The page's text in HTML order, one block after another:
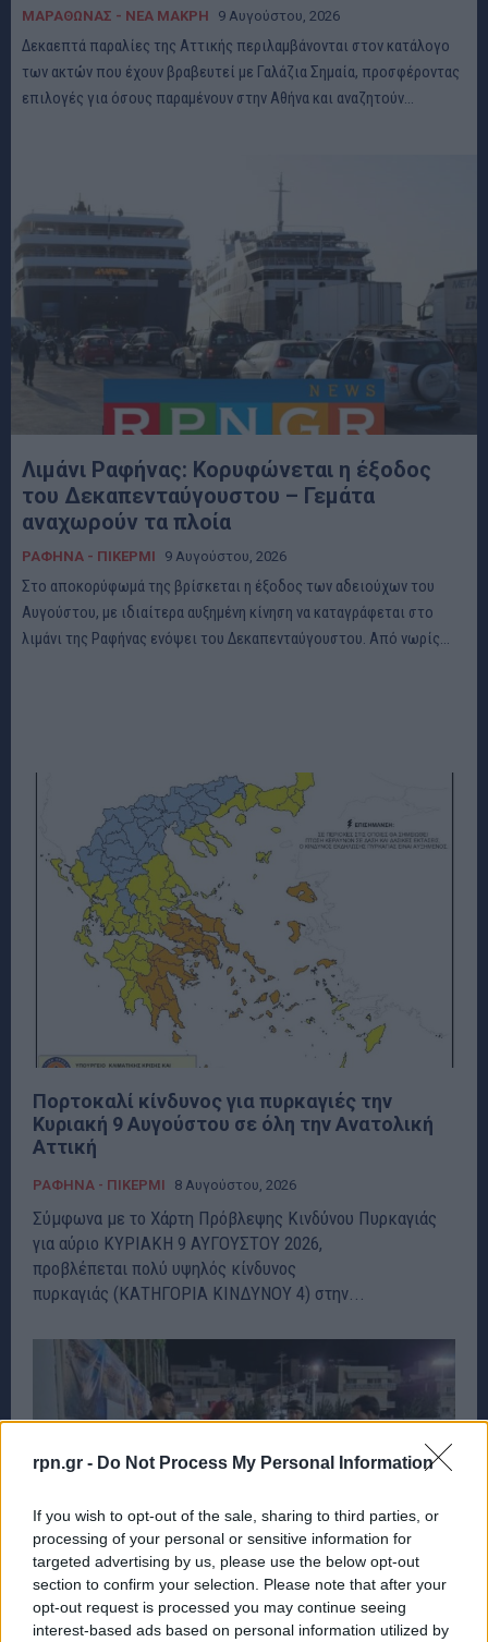
rpn.gr - Do Not Process My Personal Information
If you wish to opt-out of the sale, sharing to third parties, or
processing of your personal or sensitive information for
targeted advertising by us, please use the below opt-out
section to confirm your selection. Please note that after your
opt-out request is processed you may continue seeing
interest-based ads based on personal information utilized by
ΜΑΡΑΘΩΝΑΣ - ΝΕΑ ΜΑΚΡΗ 9 Αυγούστου, 2026
Δεκαεπτά παραλίες της Αττικής περιλαμβάνονται στον κατάλογο
των ακτών που έχουν βραβευτεί με Γαλάζια Σημαία, προσφέροντας
επιλογές για όσους παραμένουν στην Αθήνα και αναζητούν...
Λιμάνι Ραφήνας: Κορυφώνεται η έξοδος
του Δεκαπενταύγουστου – Γεμάτα
αναχωρούν τα πλοία
ΡΑΦΗΝΑ - ΠΙΚΕΡΜΙ 9 Αυγούστου, 2026
Στο αποκορύφωμά της βρίσκεται η έξοδος των αδειούχων του
Αυγούστου, με ιδιαίτερα αυξημένη κίνηση να καταγράφεται στο
λιμάνι της Ραφήνας ενόψει του Δεκαπενταύγουστου. Από νωρίς...
Πορτοκαλί κίνδυνος για πυρκαγιές την
Κυριακή 9 Αυγούστου σε όλη την Ανατολική
Αττική
ΡΑΦΗΝΑ - ΠΙΚΕΡΜΙ 8 Αυγούστου, 2026
Σύμφωνα με το Χάρτη Πρόβλεψης Κινδύνου Πυρκαγιάς
για αύριο ΚΥΡΙΑΚΗ 9 ΑΥΓΟΥΣΤΟΥ 2026,
προβλέπεται πολύ υψηλός κίνδυνος
πυρκαγιάς (ΚΑΤΗΓΟΡΙΑ ΚΙΝΔΥΝΟΥ 4) στην...